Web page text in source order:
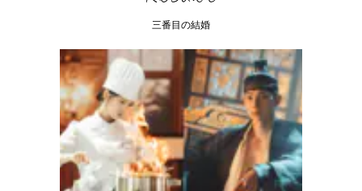
三番目の結婚